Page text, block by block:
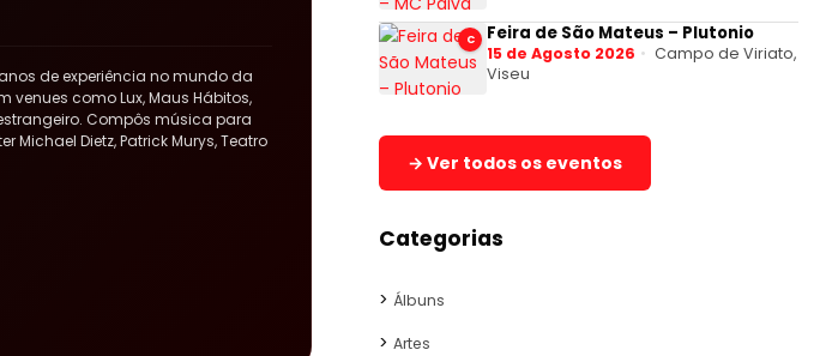
de experiência no mundo da
venues como Lux, Maus Hábitos,
Compôs música para
Michael Dietz, Patrick Murys, Teatro
C Feira de São Mateus – Plutonio
15 de Agosto 2026
Campo de Viriato,
Viseu
→ Ver todos os eventos
Categorias
Álbuns
Artes